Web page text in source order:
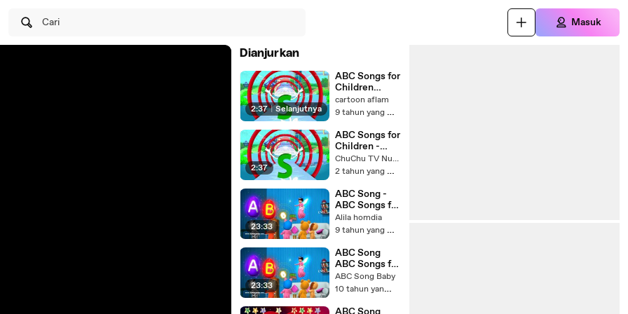
Cari Masuk
Dianjurkan
2:37 | Selanjutnya
ABC Songs for
Children
ABCD Song in
Alphabet
Phonics
Songs &
Nursery
Rhymes
cartoon aflam
9 tahun yang lalu
2:37
ABC Songs for
Children -
ABCD Song in
Alphabet
Phonics
Songs _
Nursery
Rhymes(360P
)
ChuChu TV Nursery Rhymes & Kids songs
2 tahun yang lalu
23:33
ABC Song -
ABC Songs for
Children -
Phonics Song
Songs & ABC
Nursery
Rhymes
Alila homdia
9 tahun yang lalu
23:33
ABC Song
ABC Songs for
Children
Phonics Song
Songs & ABC
ABC Song Baby
10 tahun yang lalu